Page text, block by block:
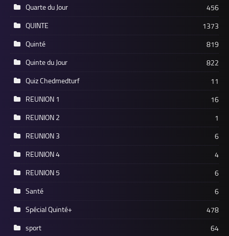
Quarte du Jour
456
QUINTE
1373
Quinté
819
Quinte du Jour
822
Quiz Chedmedturf
11
REUNION 1
16
REUNION 2
1
REUNION 3
6
REUNION 4
4
REUNION 5
6
Santé
6
Spécial Quinté+
478
sport
64